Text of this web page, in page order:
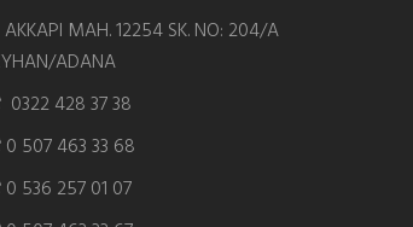
AKKAPI MAH. 12254 SK. NO: 204/A
ADANA
0322 428 37 38
0 507 463 33 68
0 536 257 01 07